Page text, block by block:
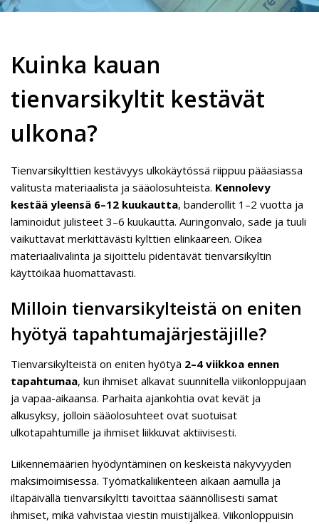
Kuinka kauan
tienvarsikyltit kestävät
ulkona?
Tienvarsikylttien kestävyys ulkokäytössä riippuu pääasiassa
valitusta materiaalista ja sääolosuhteista. Kennolevy
kestää yleensä 6–12 kuukautta, banderollit 1–2 vuotta ja
laminoidut julisteet 3–6 kuukautta. Auringonvalo, sade ja tuuli
vaikuttavat merkittävästi kylttien elinkaareen. Oikea
materiaalivalinta ja sijoittelu pidentävät tienvarsikyltin
käyttöikää huomattavasti.
Milloin tienvarsikylteistä on eniten
hyötyä tapahtumajärjestäjille?
Tienvarsikylteistä on eniten hyötyä 2–4 viikkoa ennen
tapahtumaa, kun ihmiset alkavat suunnitella viikonloppujaan
ja vapaa-aikaansa. Parhaita ajankohtia ovat kevät ja
alkusyksy, jolloin sääolosuhteet ovat suotuisat
ulkotapahtumille ja ihmiset liikkuvat aktiivisesti.
Liikennemäärien hyödyntäminen on keskeistä näkyvyyden
maksimoimisessa. Työmatkaliikenteen aikaan aamulla ja
iltapäivällä tienvarsikyltti tavoittaa säännöllisesti samat
ihmiset, mikä vahvistaa viestin muistijälkeä. Viikonloppuisin